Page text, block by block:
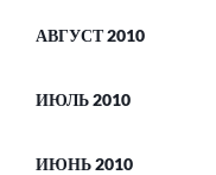
АВГУСТ 2010
ИЮЛЬ 2010
ИЮНЬ 2010